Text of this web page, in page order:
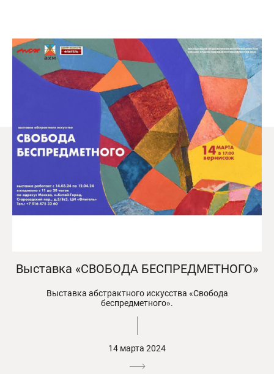
Выставка «СВОБОДА БЕСПРЕДМЕТНОГО»
Выставка абстрактного искусства «Свобода
беспредметного».
14 марта 2024